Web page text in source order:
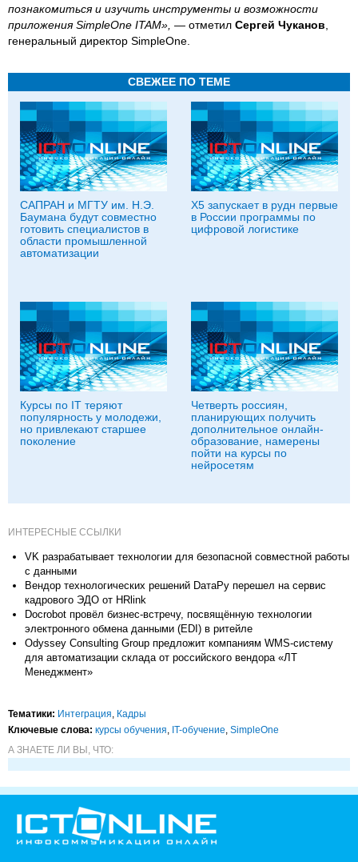
познакомиться и изучить инструменты и возможности
приложения SimpleOne ITAM», — отметил Сергей Чуканов
генеральный директор SimpleOne.
СВЕЖЕЕ ПО ТЕМЕ
САПРАН и МГТУ им. Н.Э.
Баумана будут совместно
готовить специалистов в
области промышленной
автоматизации
Х5 запускает в рудн первые
в России программы по
цифровой логистике
Курсы по IT теряют
популярность у молодежи,
но привлекают старшее
поколение
Четверть россиян,
планирующих получить
дополнительное онлайн-
образование, намерены
пойти на курсы по
нейросетям
ИНТЕРЕСНЫЕ ССЫЛКИ
VK разрабатывает технологии для безопасной совместной работы
с данными
Вендор технологических решений DатаРу перешел на сервис
кадрового ЭДО от HRlink
Docrobot провёл бизнес-встречу, посвящённую технологии
электронного обмена данными (EDI) в ритейле
Odyssey Consulting Group предложит компаниям WMS-систему
для автоматизации склада от российского вендора «ЛТ
Менеджмент»
Тематики: Интеграция, Кадры
Ключевые слова: курсы обучения, IT-обучение, SimpleOne
А ЗНАЕТЕ ЛИ ВЫ, ЧТО: